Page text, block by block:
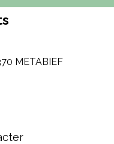
METABIEF